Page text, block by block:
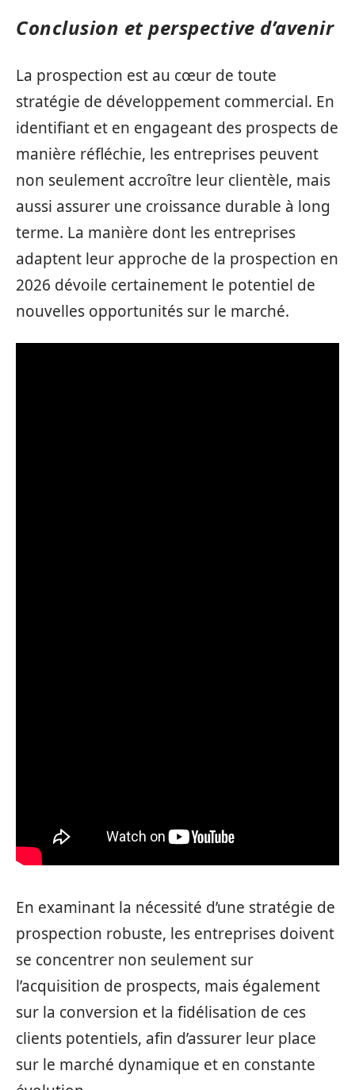
Conclusion et perspective d’avenir
La prospection est au cœur de toute
stratégie de développement commercial. En
identifiant et en engageant des prospects de
manière réfléchie, les entreprises peuvent
non seulement accroître leur clientèle, mais
aussi assurer une croissance durable à long
terme. La manière dont les entreprises
adaptent leur approche de la prospection en
2026 dévoile certainement le potentiel de
nouvelles opportunités sur le marché.
En examinant la nécessité d’une stratégie de
prospection robuste, les entreprises doivent
se concentrer non seulement sur
l’acquisition de prospects, mais également
sur la conversion et la fidélisation de ces
clients potentiels, afin d’assurer leur place
sur le marché dynamique et en constante